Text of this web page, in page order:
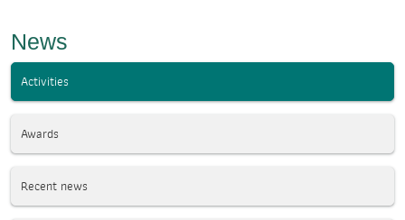
News
Activities
Awards
Recent news